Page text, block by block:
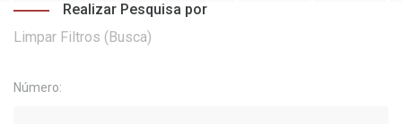
Realizar Pesquisa por
Limpar Filtros (Busca)
Número: